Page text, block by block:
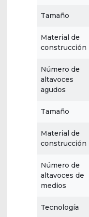
Tamaño
Material de
construcción
Número de
altavoces
agudos
Tamaño
Material de
construcción
Número de
altavoces de
medios
Tecnología